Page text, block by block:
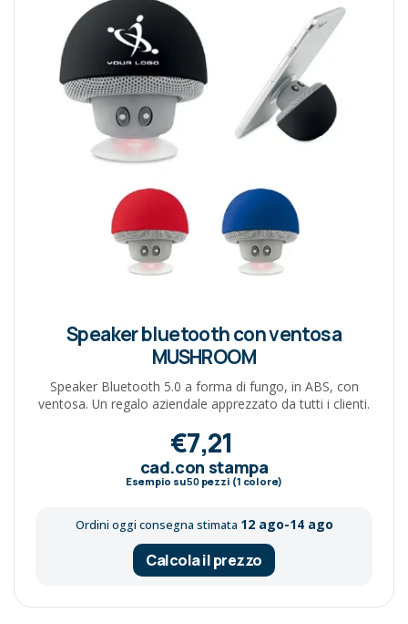
Speaker bluetooth con ventosa
MUSHROOM
Speaker Bluetooth 5.0 a forma di fungo, in ABS, con
ventosa. Un regalo aziendale apprezzato da tutti i clienti.
€7,21
cad.con stampa
Esempio su50pezzi (1 colore)
Ordini oggi consegna stimata 12 ago-14 ago
Calcola il prezzo